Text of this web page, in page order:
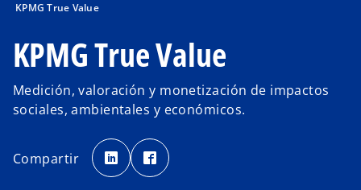
KPMG True Value
KPMG True Value
Medición, valoración y monetización de impactos
sociales, ambientales y económicos.
Compartir e
a
b
e
a